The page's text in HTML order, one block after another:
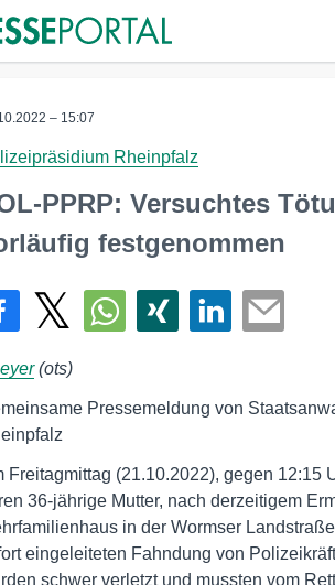
– 15:07
Rheinpfalz
PPRP: Versuchtes
festgenommen
(ots)
Pressemeldung von
Freitagmittag (21.10.2022), gegen 12:15
36-jährige Mutter, nach derzeitigem
in der Wormser
eingeleiteten Fahndung von
schwer verletzt und mussten vom